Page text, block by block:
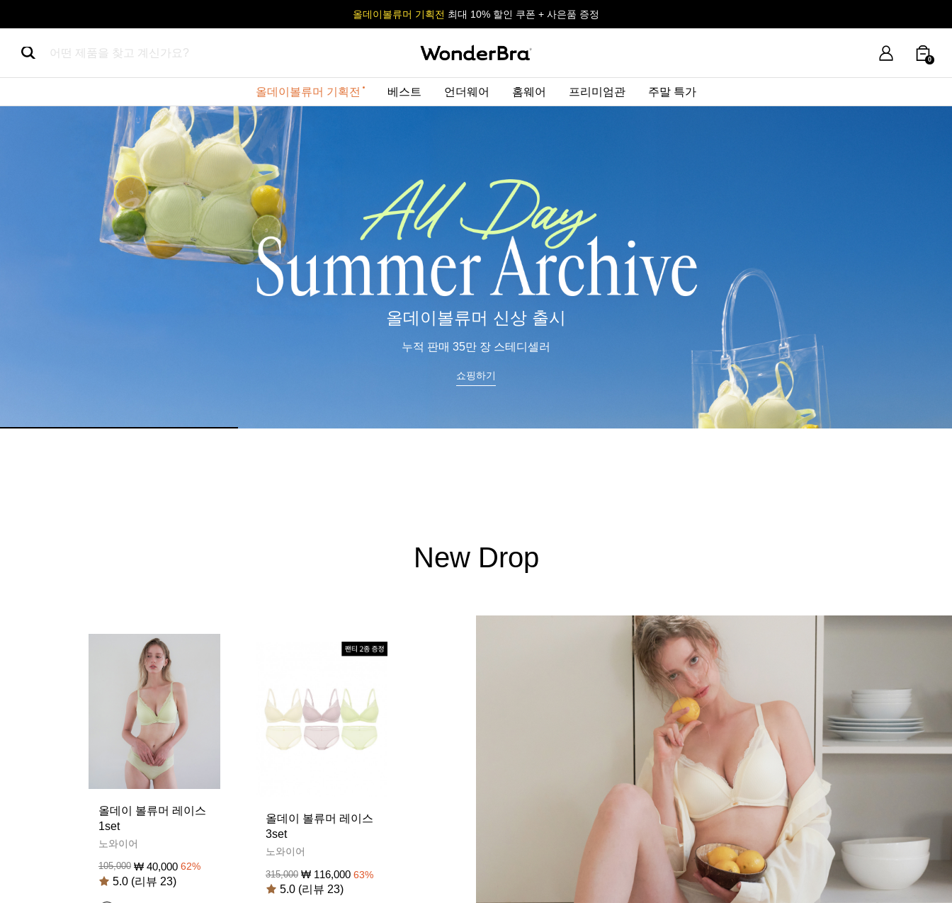
사이즈 무료 교환 서비스
올데이볼류머 기획전 최대 10% 할인 쿠폰 + 사은품 증정
사이즈 무료 교환 서비스
올데이볼류머 기획전
어떤 제품을 찾고 계신가요?
0
올데이볼류머 기획전 베스트 언더웨어 홈웨어 프리미엄관 주말 특가
스킨팔레트
피부에 스며드는 부드러움
쇼핑하기
New Drop
올데이 볼류머 레이스
1set
노와이어
105,000 ₩ 40,000 62%
5.0 (리뷰 23)
올데이 볼류머 레이스
3set
노와이어
315,000 ₩ 116,000 63%
5.0 (리뷰 23)
[26SS] 올데이 볼류머 라
이트 1set
노와이어
105,000 39,000 %
4.8 (리뷰 697)
[26SS] 올데이 볼류머 라
이트 3set
노와이어
315,000 ₩ 110,000 %
4.8 (리뷰 697)